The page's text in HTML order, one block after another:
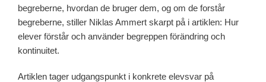
begreberne, hvordan de bruger dem, og om de forstår
begreberne, stiller Niklas Ammert skarpt på i artiklen: Hur
elever förstår och använder begreppen förändring och
kontinuitet.
Artiklen tager udgangspunkt i konkrete elevsvar på